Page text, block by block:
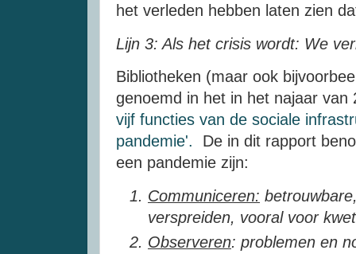
het verleden hebben laten zien
Lijn 3: Als het crisis wordt: We
Bibliotheken (maar ook
genoemd in het in het najaar
vijf functies van de sociale
pandemie'.
De in dit rapport
een pandemie zijn:
Communiceren:
verspreiden, vooral voor
Observeren: problemen en